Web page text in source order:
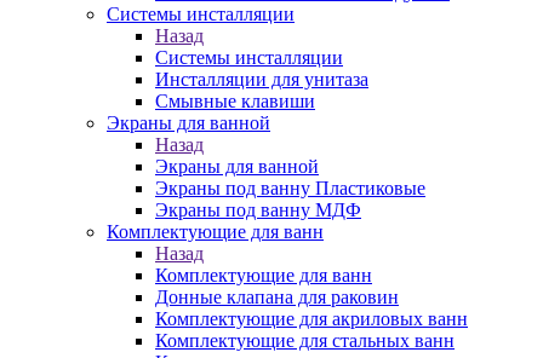
Системы инсталляции
Назад
Системы инсталляции
Инсталляции для унитаза
Смывные клавиши
Экраны для ванной
Назад
Экраны для ванной
Экраны под ванну Пластиковые
Экраны под ванну МДФ
Комплектующие для ванн
Назад
Комплектующие для ванн
Донные клапана для раковин
Комплектующие для акриловых ванн
Комплектующие для стальных ванн